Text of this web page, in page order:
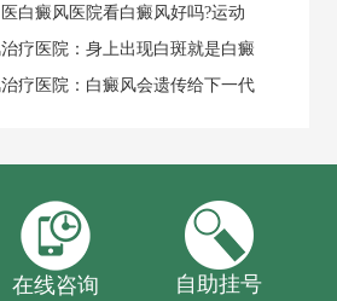
白癜风医院看白癜风好吗?运动
疗医院：身上出现白斑就是白癜
疗医院：白癜风会遗传给下一代
在线咨询 自助挂号